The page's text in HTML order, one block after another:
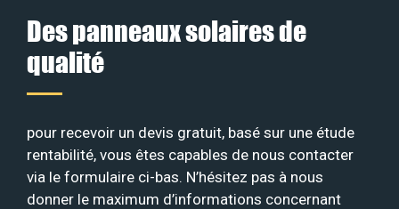
Des panneaux solaires de
qualité
pour recevoir un devis gratuit, basé sur une étude
rentabilité, vous êtes capables de nous contacter
via le formulaire ci-bas. N’hésitez pas à nous
donner le maximum d’informations concernant